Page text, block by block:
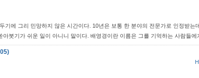
기에 그리 민망하지 않은 시간이다. 10년은 보통 한 분야의 전문가로 인정받는
아붓기가 쉬운 일이 아니니 말이다. 배영경이란 이름은 그를 기억하는 사람들에